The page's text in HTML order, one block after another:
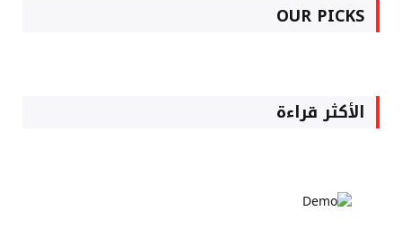
OUR PICKS
الأكثر قراءة